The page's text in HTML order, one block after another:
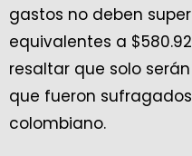
gastos no deben
equivalentes a
resaltar que solo
que fueron
colombiano.